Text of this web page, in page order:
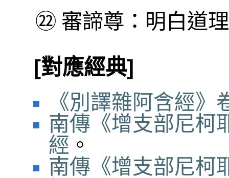
㉒ 審諦尊：明白道
[對應經典]
《別譯雜阿含經》
南傳《增支部尼柯
經 。
南傳《增支部尼柯